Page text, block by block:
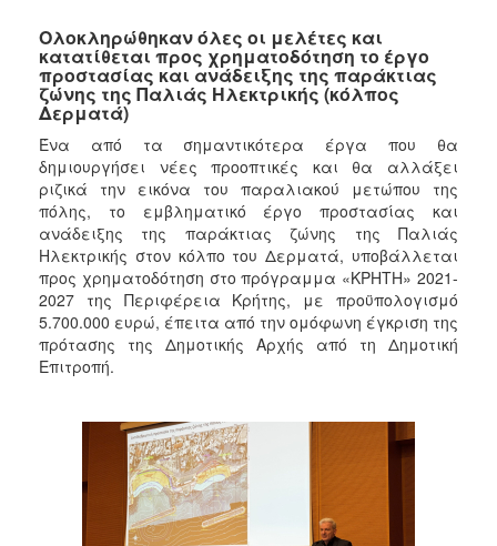
ΕΠΙΣΚΕΠΤΗΣ
ΗΡΑΚΛΕΙΟ
Ολοκληρώθηκαν όλες οι μελέτες και
κατατίθεται προς χρηματοδότηση το έργο
προστασίας και ανάδειξης της παράκτιας
ζώνης της Παλιάς Ηλεκτρικής (κόλπος
Δερματά)
Ένα από τα σημαντικότερα έργα που θα
δημιουργήσει νέες προοπτικές και θα αλλάξει
ριζικά την εικόνα του παραλιακού μετώπου της
πόλης, το εμβληματικό έργο προστασίας και
ανάδειξης της παράκτιας ζώνης της Παλιάς
Ηλεκτρικής στον κόλπο του Δερματά, υποβάλλεται
προς χρηματοδότηση στο πρόγραμμα «ΚΡΗΤΗ» 2021-
2027 της Περιφέρεια Κρήτης, με προϋπολογισμό
5.700.000 ευρώ, έπειτα από την ομόφωνη έγκριση της
πρότασης της Δημοτικής Αρχής από τη Δημοτική
Επιτροπή.